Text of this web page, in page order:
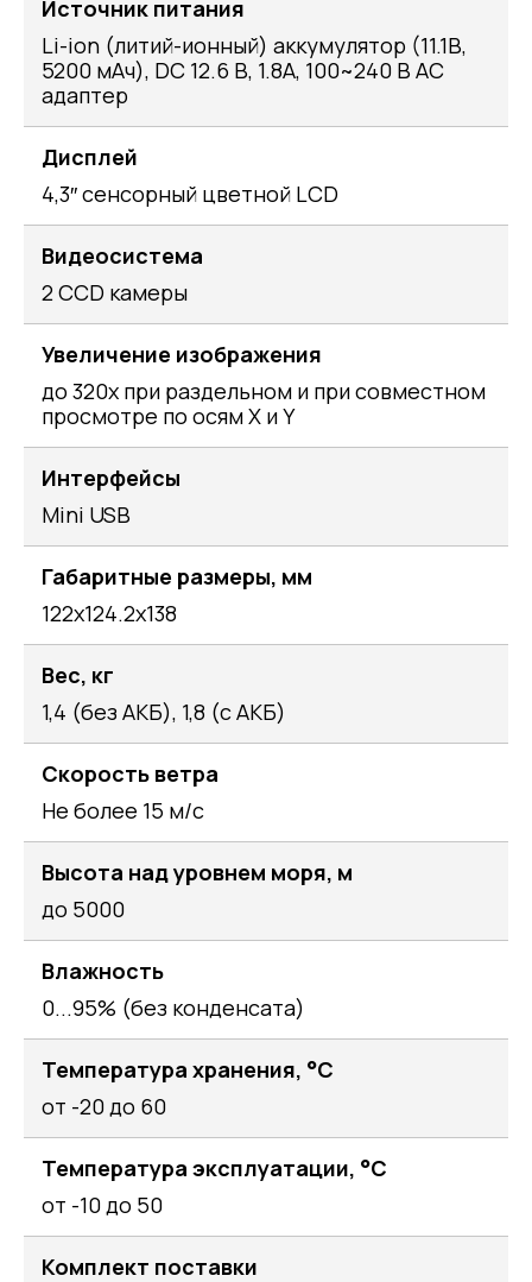
Источник питания
Li-ion (литий-ионный) аккумулятор (11.1В,
5200 мАч), DC 12.6 В, 1.8А, 100~240 В АС
адаптер
Дисплей
4,3″ сенсорный цветной LCD
Видеосистема
2 CCD камеры
Увеличение изображения
до 320х при раздельном и при совместном
просмотре по осям X и Y
Интерфейсы
Mini USB
Габаритные размеры, мм
122х124.2х138
Вес, кг
1,4 (без АКБ), 1,8 (с АКБ)
Скорость ветра
Не более 15 м/с
Высота над уровнем моря, м
до 5000
Влажность
0...95% (без конденсата)
Температура хранения, °C
от -20 до 60
Температура эксплуатации, °C
от -10 до 50
Комплект поставки